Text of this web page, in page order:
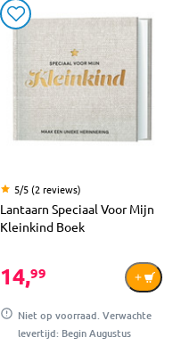
5/5 (2 reviews)
Lantaarn Speciaal Voor Mijn
Kleinkind Boek
14,99
Niet op voorraad. Verwachte
levertijd: Begin Augustus